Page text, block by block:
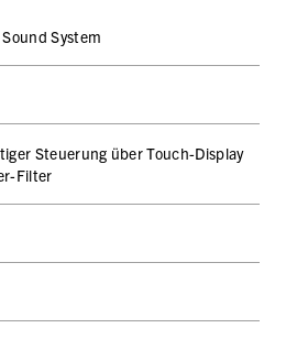
System
Steuerung über Touch-Display
Filter